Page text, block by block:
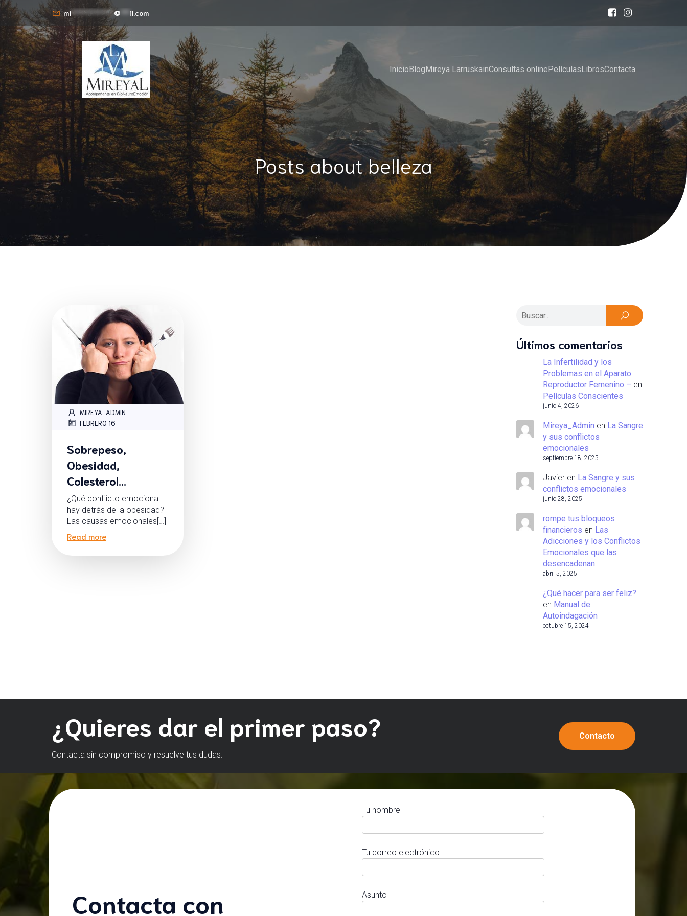
mi**************@ il.com
InicioBlogMireya LarruskainConsultas onlinePelículasLibrosContacta
Posts about belleza
MIREYA_ADMIN
FEBRERO 16
Sobrepeso,
Obesidad,
Colesterol…
¿Qué conflicto emocional
hay detrás de la obesidad?
Las causas emocionales[…]
Read more
Últimos comentarios
La Infertilidad y los
Problemas en el Aparato
Reproductor Femenino – en
Películas Conscientes
junio 4, 2026
Mireya_Admin en La Sangre
y sus conflictos
emocionales
septiembre 18, 2025
Javier en La Sangre y sus
conflictos emocionales
junio 28, 2025
rompe tus bloqueos
financieros en Las
Adicciones y los Conflictos
Emocionales que las
desencadenan
abril 5, 2025
¿Qué hacer para ser feliz?
en Manual de
Autoindagación
octubre 15, 2024
¿Quieres dar el primer paso?
Contacta sin compromiso y resuelve tus dudas.
Contacto
Contacta con
Tu nombre
Tu correo electrónico
Asunto